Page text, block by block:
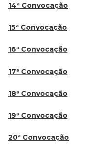
14ª Convocação
15ª Convocação
16ª Convocação
17ª Convocação
18ª Convocação
19ª Convocação
20ª Convocação